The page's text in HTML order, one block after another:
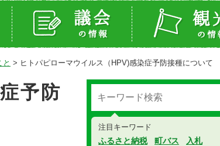
> ヒトパピローマウイルス（HPV)感染症予防接種について
予防
注目キーワード
ふるさと納税 町バス
入札